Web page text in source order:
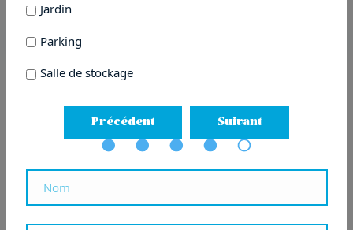
60.6m²
Jardin
Parking
Salle de stockage
Précédent Suivant